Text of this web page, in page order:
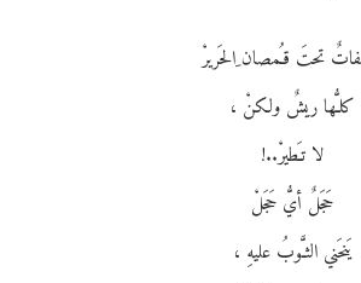
تحتَ قـُمصان ِالحَريرْ
كلـُّها ريشٌ ولكنْ ،
لا تـَطيرْ..!
حَجَلٌ أيُّ حَجَلْ
يَنحَني الثـَّوبُ عليهِ ،